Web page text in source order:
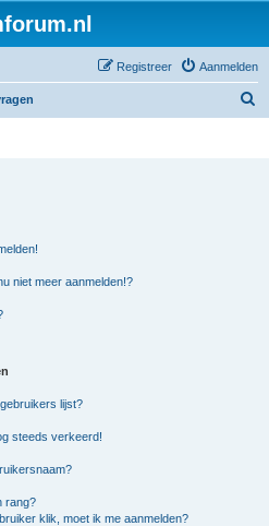
Aanmelden
Registreer
niet meer aanmelden!?
lijst?
steeds verkeerd!
rang?
klik, moet ik me aanmelden?